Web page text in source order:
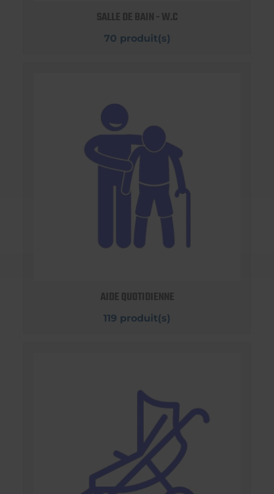
SALLE DE BAIN - W.C
70 produit(s)
AIDE QUOTIDIENNE
119 produit(s)